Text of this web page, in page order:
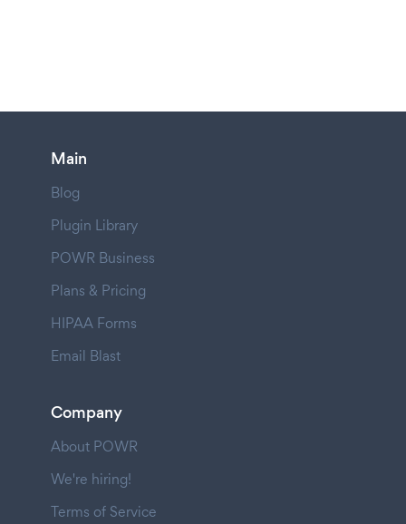
Main
Blog
Plugin Library
POWR Business
Plans & Pricing
HIPAA Forms
Email Blast
Company
About POWR
We're hiring!
Terms of Service